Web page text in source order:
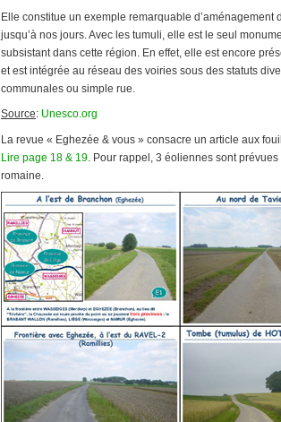
Elle constitue un exemple remarquable d’aménagement
jusqu’à nos jours. Avec les tumuli, elle est le seul
subsistant dans cette région. En effet, elle est encore
et est intégrée au réseau des voiries sous des statuts
communales ou simple rue.
Source: Unesco.org
La revue « Eghezée & vous » consacre un article aux
Lire page 18 & 19 . Pour rappel, 3 éoliennes sont
romaine.